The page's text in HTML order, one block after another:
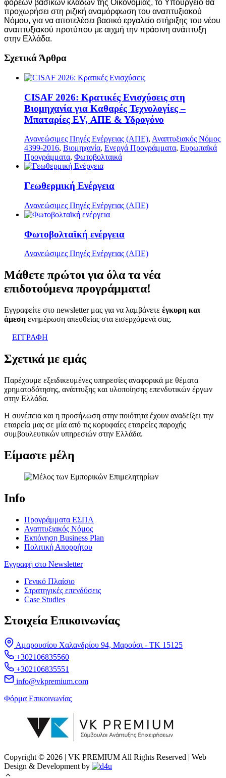
φορέων βασικών κλάδων της Οικονομίας, το Υπουργείο θα
προχωρήσει στη ριζική αναμόρφωση του αναπτυξιακού
Νόμου, για να αποτελέσει βασικό εργαλείο στήριξης του νέου
αναπτυξιακού προτύπου με αιχμή την πράσινη ανάπτυξη
στην Ελλάδα.
Σχετικά Άρθρα
CISAF 2026: Κρατικές Ενισχύσεις στη
Βιομηχανία για Καθαρές Τεχνολογίες –
Μπαταρίες EV, ΑΠΕ & Υδρογόνο
Ανανεώσιμες Πηγές Ενέργειας (ΑΠΕ), Αναπτυξιακός Νόμος
4399-2016, Βιομηχανία, Ενεργά Προγράμματα, Ευρωπαϊκά
Προγράμματα, Φωτοβολταικά
Γεωθερμική Ενέργεια
Ανανεώσιμες Πηγές Ενέργειας (ΑΠΕ)
Φωτοβολταϊκή ενέργεια
Ανανεώσιμες Πηγές Ενέργειας (ΑΠΕ)
Μάθετε πρώτοιγια όλα τα νέα
επιδοτούμενα προγράμματα!
Εγγραφείτε στο newsletter μας για να λαμβάνετε έγκυρη και
άμεση ενημέρωση απευθείας στα εισερχόμενά σας.
ΕΓΓΡΑΦΗ
Σχετικά με εμάς
Παρέχουμε εξειδικευμένες υπηρεσίες αναφορικά με θέματα
χρηματοδότησης, ανάπτυξης και υλοποίησης επενδυτικών έργων
στην Ελλάδα.
Η συνέπεια και η προσήλωση στην ποιότητα έχουν αναδείξει την
εταιρεία μας σε μία από τις κορυφαίες εταιρείες παροχής
συμβουλευτικών υπηρεσιών στην Ελλάδα.
Είμαστε μέλη
Info
Προγράμματα ΕΣΠΑ
Αναπτυξιακός Νόμος
Εκπόνηση Business Plan
Πολιτική Απορρήτου
Εγγραφή στο Newsletter
Γενικό Πλαίσιο
Στρατηγικές επενδύσεις
Case Studies
Στοιχεία Επικοινωνίας
Αμαρουσίου Χαλανδρίου 94, Μαρούσι - ΤΚ 15125
+302106835560
+302106835551
info@vkpremium.com
Φόρμα Eπικοινωνίας
Copyright © 2026 | VK PREMIUM All Rights Reserved | Web
Design & Development by